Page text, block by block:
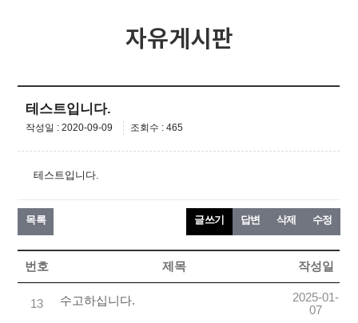
자유게시판
테스트입니다.
작성일 : 2020-09-09 조회수 : 465
테스트입니다.
목록 수정
삭제
답변
글쓰기
번호 제목 작성일
13 수고하십니다.
2025-01-
07